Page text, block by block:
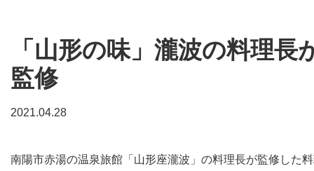
お問い合わせ
お申し込み
〒041-0801
営業時間 9:00～18:00 営業時間 9:00～18:00
「山形の味」瀧波の料理長
監修
2021.04.28
南陽市赤湯の温泉旅館「山形座瀧波」の料理長が監修した